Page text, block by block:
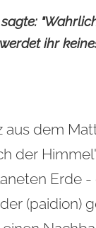
ihr
aus dem
der
Erde -
(paidion)